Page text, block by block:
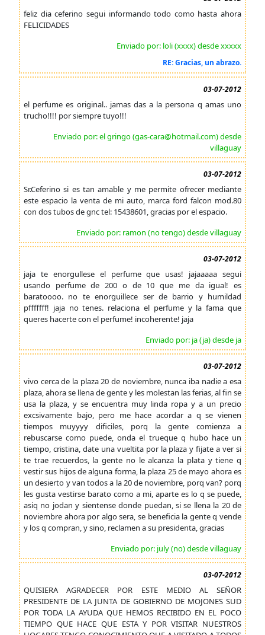
feliz dia ceferino segui informando todo como hasta ahora
FELICIDADES
Enviado por: loli (xxxx) desde xxxxx
RE: Gracias, un abrazo.
03-07-2012
el perfume es original.. jamas das a la persona q amas uno
trucho!!!! por siempre tuyo!!!
Enviado por: el gringo (gas-cara@hotmail.com) desde
villaguay
03-07-2012
Sr.Ceferino si es tan amable y me permite ofrecer mediante
este espacio la venta de mi auto, marca ford falcon mod.80
con dos tubos de gnc tel: 15438601, gracias por el espacio.
Enviado por: ramon (no tengo) desde villaguay
03-07-2012
jaja te enorgullese el perfume que usas! jajaaaaa segui
usando perfume de 200 o de 10 que me da igual! es
baratoooo. no te enorguillece ser de barrio y humildad
pfffffff! jaja no tenes. relaciona el perfume y la fama que
queres hacerte con el perfume! incoherente! jaja
Enviado por: ja (ja) desde ja
03-07-2012
vivo cerca de la plaza 20 de noviembre, nunca iba nadie a esa
plaza, ahora se llena de gente y les molestan las ferias, al fin se
usa la plaza, y se encuentra muy linda ropa y a un precio
excsivamente bajo, pero me hace acordar a q se vienen
tiempos muyyyy dificiles, porq la gente comienza a
rebuscarse como puede, onda el trueque q hubo hace un
tiempo, cristina, date una vueltita por la plaza y fijate a ver si
te trae recuerdos, la gente no le alcanza la plata y tiene q
vestir sus hijos de alguna forma, la plaza 25 de mayo ahora es
un desierto y van todos a la 20 de noviembre, porq van? porq
les gusta vestirse barato como a mi, aparte es lo q se puede,
asiq no jodan y sientense donde puedan, si se llena la 20 de
noviembre ahora por algo sera, se beneficia la gente q vende
y los q compran, y sino, reclamen a su presidenta, gracias
Enviado por: july (no) desde villaguay
03-07-2012
QUISIERA AGRADECER POR ESTE MEDIO AL SEÑOR
PRESIDENTE DE LA JUNTA DE GOBIERNO DE MOJONES SUD
POR TODA LA AYUDA QUE HEMOS RECIBIDO EN EL POCO
TIEMPO QUE HACE QUE ESTA Y POR VISITAR NUESTROS